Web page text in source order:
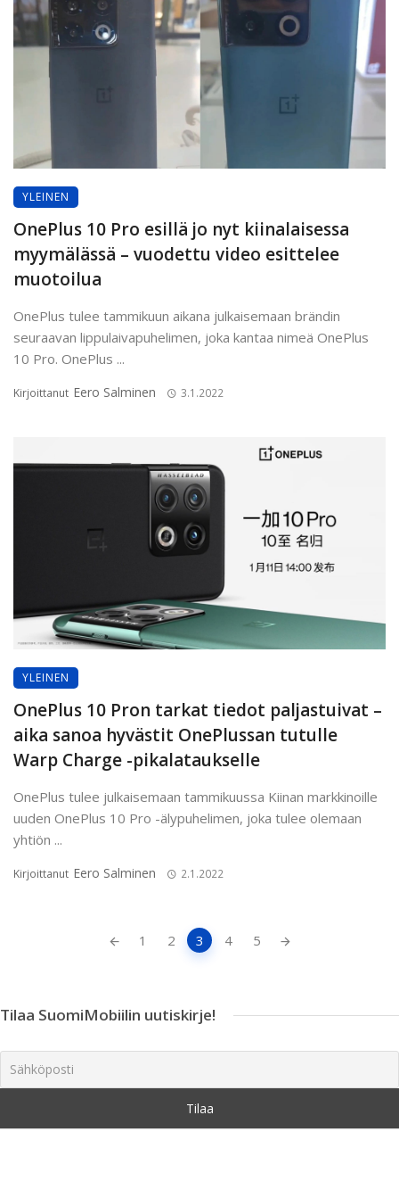
YLEINEN
OnePlus 10 Pro esillä jo nyt kiinalaisessa
myymälässä – vuodettu video esittelee
muotoilua
OnePlus tulee tammikuun aikana julkaisemaan brändin
seuraavan lippulaivapuhelimen, joka kantaa nimeä OnePlus
10 Pro. OnePlus ...
Kirjoittanut Eero Salminen 3.1.2022
YLEINEN
OnePlus 10 Pron tarkat tiedot paljastuivat –
aika sanoa hyvästit OnePlussan tutulle
Warp Charge -pikalataukselle
OnePlus tulee julkaisemaan tammikuussa Kiinan markkinoille
uuden OnePlus 10 Pro -älypuhelimen, joka tulee olemaan
yhtiön ...
Kirjoittanut Eero Salminen 2.1.2022
1 2 3 4 5
Tilaa SuomiMobiilin uutiskirje!